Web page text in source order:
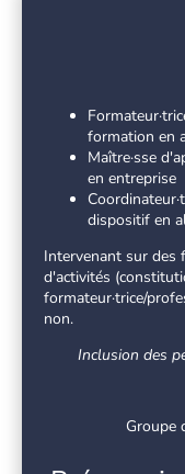
formation en
Maître·sse
en entreprise
dispositif en
Intervenant sur des
d'activités
formateur·trice/
non.
Inclusion des
Groupe